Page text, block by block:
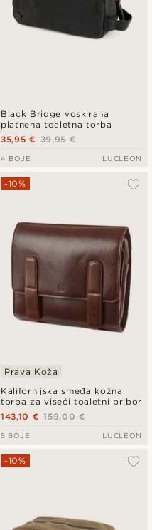
Black Bridge voskirana
platnena toaletna torba
39,95 €
35,95 €
4 BOJE LUCLEON
Kalifornijska smeđa kožna
torba za viseći toaletni pribor
-10%
Prava Koža
159,00 €
143,10 €
5 BOJE LUCLEON
-10%